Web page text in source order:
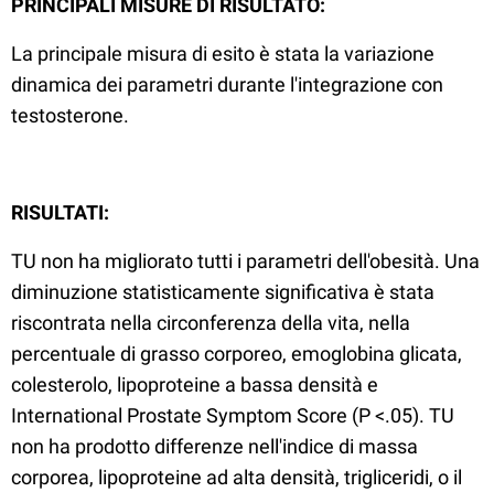
PRINCIPALI MISURE DI RISULTATO:
La principale misura di esito è stata la variazione
dinamica dei parametri durante l'integrazione con
testosterone.
RISULTATI:
TU non ha migliorato tutti i parametri dell'obesità. Una
diminuzione statisticamente significativa è stata
riscontrata nella circonferenza della vita, nella
percentuale di grasso corporeo, emoglobina glicata,
colesterolo, lipoproteine ​​a bassa densità e
International Prostate Symptom Score (P <.05). TU
non ha prodotto differenze nell'indice di massa
corporea, lipoproteine ​​ad alta densità, trigliceridi, o il